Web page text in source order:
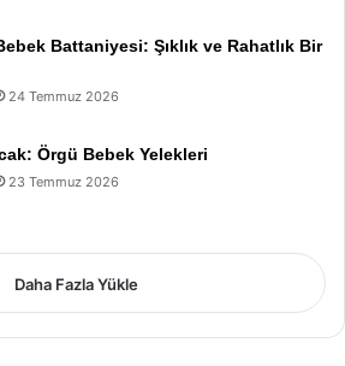
Battaniyesi: Şıklık ve Rahatlık Bir
24 Temmuz 2026
Örgü Bebek Yelekleri
23 Temmuz 2026
Daha Fazla Yükle